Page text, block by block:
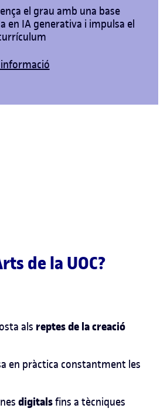
el grau amb una base
en IA generativa i impulsa el
de la UOC?
als reptes de la creació
en pràctica constantment les
digitalsfins a tècniques